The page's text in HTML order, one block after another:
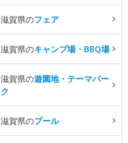
滋賀県のフェア
滋賀県のキャンプ場・BBQ場
滋賀県の遊園地・テーマパー
ク
滋賀県のプール